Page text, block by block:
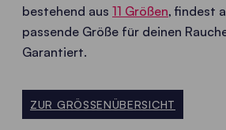
bestehend aus 11 Größen, findest
passende Größe für deinen
Garantiert.
ZUR GRÖSSENÜBERSICHT